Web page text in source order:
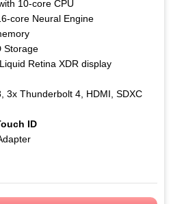
10-core CPU
core Neural Engine
Storage
Retina XDR display
3x Thunderbolt 4, HDMI, SDXC
ID